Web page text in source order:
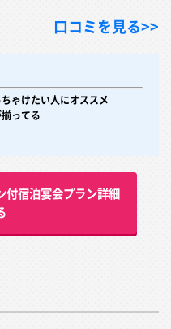
口コミを見る>>
ゃけたい人にオススメ
ってる
宿泊宴会プラン詳細